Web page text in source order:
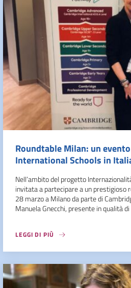
Roundtable Milan: un
International Schools in
Nell’ambito del progetto
invitata a partecipare a un prestigioso
28 marzo a Milano da parte di
Manuela Gnecchi, presente in qualità
LEGGI DI PIÙ